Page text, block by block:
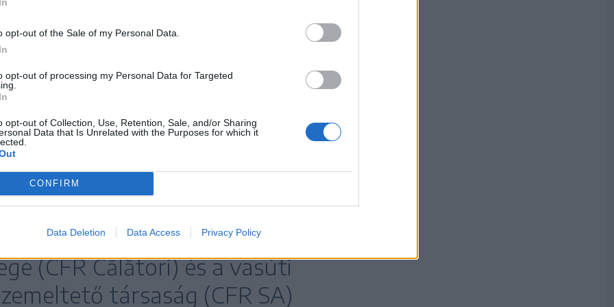
opt-out of the Sale of my Personal Data.
opt-out of processing my Personal Data for Targeted
opt-out of Collection, Use, Retention, Sale, and/or Sharing
Data that Is Unrelated with the Purposes for which it
CONFIRM
Data Deletion Data Access Privacy Policy
Miruță ügyvivő közlekedési minisztert, hogy
infrastruktúra finanszírozására és az
közlekedési miniszter
bevételekre és a tervezett
hivatkozva
Vasúttársaság
(CFR Călători) és a vasúti
társaság (CFR SA)